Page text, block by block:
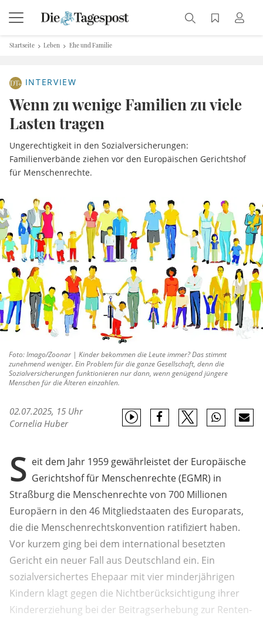
Startseite Leben Ehe und Familie
INTERVIEW
Wenn zu wenige Familien zu viele
Lasten tragen
Ungerechtigkeit in den Sozialversicherungen:
Familienverbände ziehen vor den Europäischen Gerichtshof
für Menschenrechte.
Foto: Imago/Zoonar | Kinder bekommen die Leute immer? Das stimmt
zunehmend weniger. Ein Problem für die ganze Gesellschaft, denn die
Sozialversicherungen funktionieren nur dann, wenn genügend jüngere
Menschen für die Älteren einzahlen.
02.07.2025, 15 Uhr
Cornelia Huber
S eit dem Jahr 1959 gewährleistet der Europäische
Gerichtshof für Menschenrechte (EGMR) in
Straßburg die Menschenrechte von 700 Millionen
Europäern in den 46 Mitgliedstaaten des Europarats,
die die Menschenrechtskonvention ratifiziert haben.
Vor kurzem ging bei dem international besetzten
Gericht ein neuer Fall aus Deutschland ein. Ein
sozialversichertes Ehepaar mit vier minderjährigen
Kindern klagt gegen die Nichtberücksichtigung ihrer
Kindererziehung bei der Beitragserhebung zur Renten-